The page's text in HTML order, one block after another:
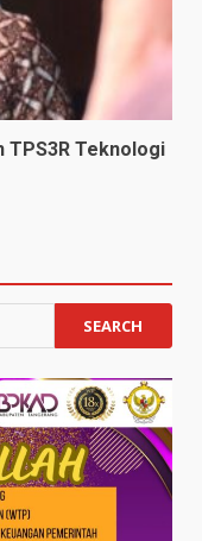
TPS3R Teknologi